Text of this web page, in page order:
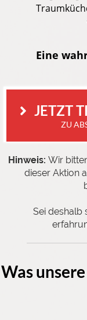
Eine
JETZT
ZU
Hinweis: Wir
dieser Aktion
Sei deshalb
Was